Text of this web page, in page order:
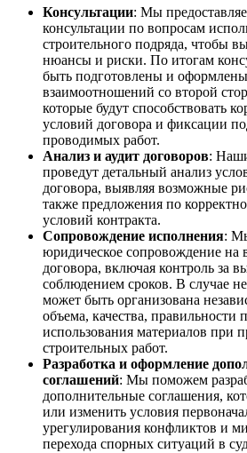
Консультации: Мы
консультации по вопросам
строительного подряда, чтобы
нюансы и риски. По итогам
быть подготовлены и
взаимоотношений со второй
которые будут способствовать
условий договора и фиксации
проводимых работ.
Анализ и аудит договоров:
проведут детальный анализ
договора, выявляя возможные
также предложения по
условий контракта.
Сопровождение исполнения:
юридическое сопровождение на
договора, включая контроль за
соблюдением сроков. В случае
может быть организована
объема, качества, правильности
использования материалов при
строительных работ.
Разработка и оформление
соглашений: Мы поможем
дополнительные соглашения,
или изменить условия
урегулирования конфликтов и
перехода спорных ситуаций в